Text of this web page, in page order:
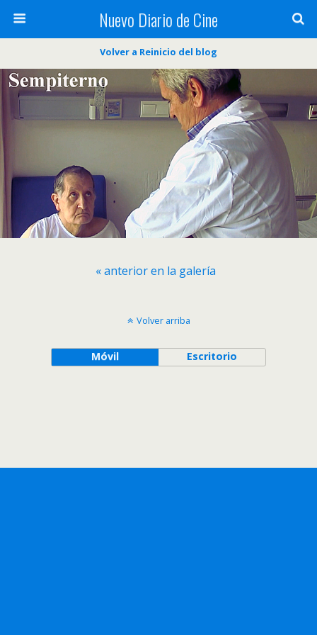
Nuevo Diario de Cine
Volver a Reinicio del blog
« anterior en la galería
Volver arriba
Móvil Escritorio